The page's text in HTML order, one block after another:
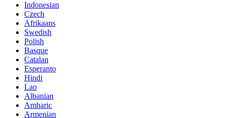
Indonesian
Czech
Afrikaans
Swedish
Polish
Basque
Catalan
Esperanto
Hindi
Lao
Albanian
Amharic
Armenian